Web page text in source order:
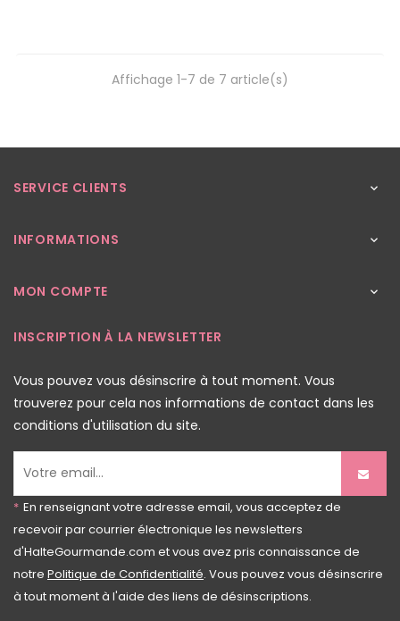
Affichage 1-7 de 7 article(s)
SERVICE CLIENTS 
INFORMATIONS 
MON COMPTE 
INSCRIPTION À LA NEWSLETTER
Vous pouvez vous désinscrire à tout moment. Vous
trouverez pour cela nos informations de contact dans les
conditions d'utilisation du site.
* En renseignant votre adresse email, vous acceptez de
recevoir par courrier électronique les newsletters
d'HalteGourmande.com et vous avez pris connaissance de
notre Politique de Confidentialité. Vous pouvez vous désinscrire
à tout moment à l'aide des liens de désinscriptions.